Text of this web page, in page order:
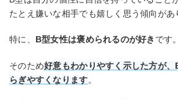
たとえ嫌いな相手でも嬉しく思う傾向があ
特に、 B型女性は褒められるのが好き です。
そのため好意もわかりやすく示した方が
らぎやすくなります。